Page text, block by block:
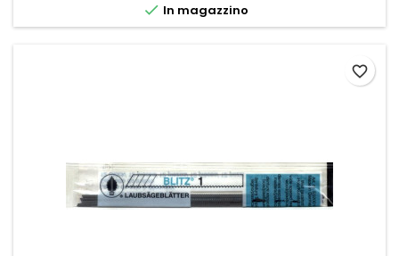
 In magazzino
favorite_border